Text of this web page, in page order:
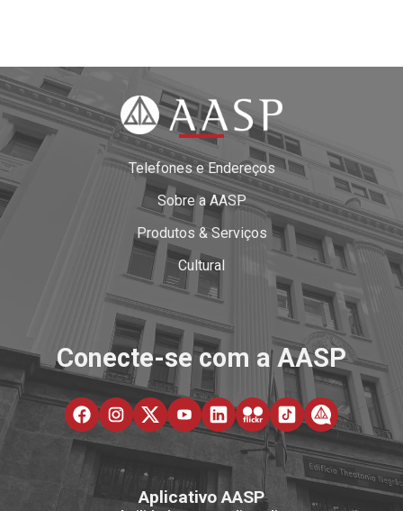
Telefones e Endereços
Sobre a AASP
Produtos & Serviços
Cultural
Conecte-se com a AASP
Aplicativo AASP